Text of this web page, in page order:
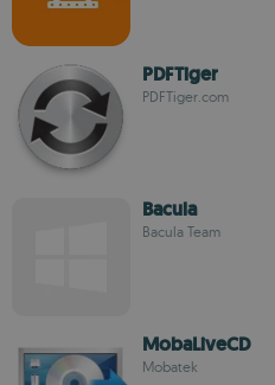
PDFTiger
PDFTiger.com
Bacula
Bacula Team
MobaLiveCD
Mobatek